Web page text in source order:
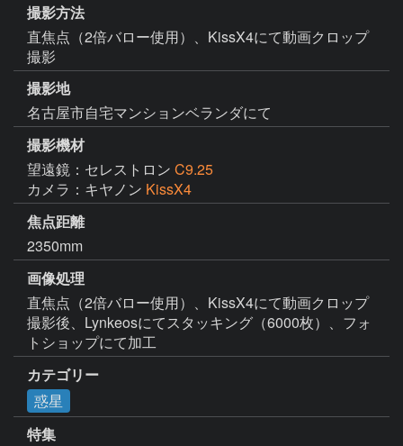
撮影方法
直焦点（2倍バロー使用）、KissX4にて動画クロップ
撮影
撮影地
名古屋市自宅マンションベランダにて
撮影機材
望遠鏡：セレストロン C9.25
カメラ：キヤノン KissX4
焦点距離
2350mm
画像処理
直焦点（2倍バロー使用）、KissX4にて動画クロップ
撮影後、Lynkeosにてスタッキング（6000枚）、フォ
トショップにて加工
カテゴリー
惑星
特集